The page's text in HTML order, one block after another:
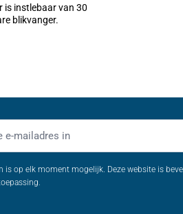
is instlebaar van 30
blikvanger.
is op elk moment mogelijk. Deze website is